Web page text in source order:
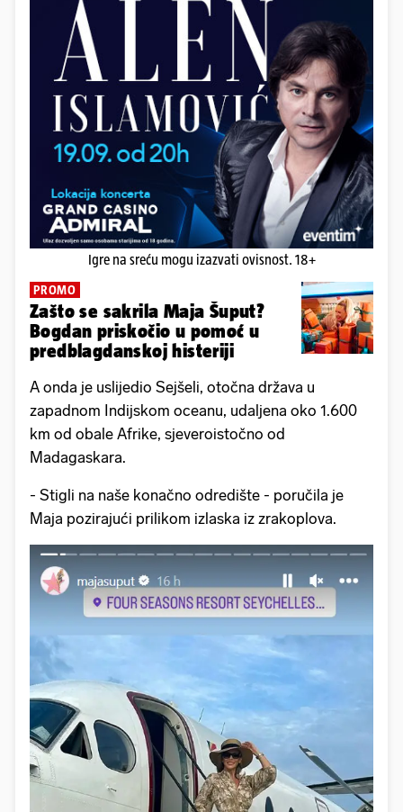
Igre na sreću mogu izazvati ovisnost. 18+
PROMO
Zašto se sakrila Maja Šuput?
Bogdan priskočio u pomoć u
predblagdanskoj histeriji
A onda je uslijedio Sejšeli, otočna država u
zapadnom Indijskom oceanu, udaljena oko 1.600
km od obale Afrike, sjeveroistočno od
Madagaskara.
- Stigli na naše konačno odredište - poručila je
Maja pozirajući prilikom izlaska iz zrakoplova.